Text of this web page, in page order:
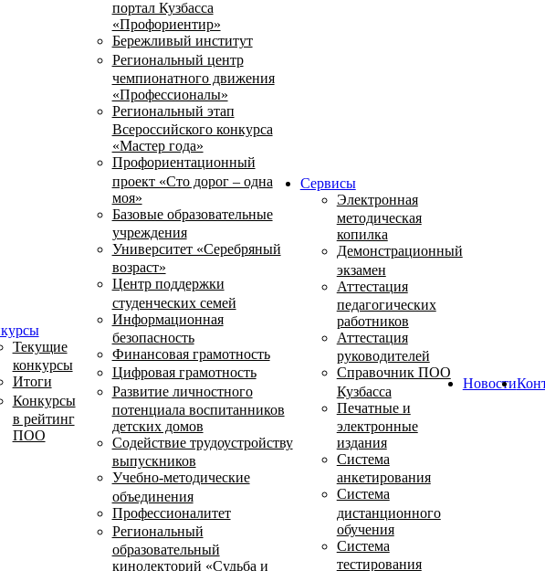
Текущие
конкурсы
Итоги
Конкурсы
в рейтинг
ПОО
портал Кузбасса
«Профориентир»
Бережливый институт
Региональный центр
чемпионатного движения
«Профессионалы»
Региональный этап
Всероссийского конкурса
«Мастер года»
Профориентационный
проект «Сто дорог – одна
моя»
Базовые образовательные
учреждения
Университет «Серебряный
возраст»
Центр поддержки
студенческих семей
Информационная
безопасность
Финансовая грамотность
Цифровая грамотность
Развитие личностного
потенциала воспитанников
детских домов
Содействие трудоустройству
выпускников
Учебно-методические
объединения
Профессионалитет
Региональный
образовательный
кинолекторий «Судьба и
Сервисы
Электронная
методическая
копилка
Демонстрационный
экзамен
Аттестация
педагогических
работников
Аттестация
руководителей
Справочник ПОО
Кузбасса
Печатные и
электронные
издания
Система
анкетирования
Система
дистанционного
обучения
Система
тестирования
Новости